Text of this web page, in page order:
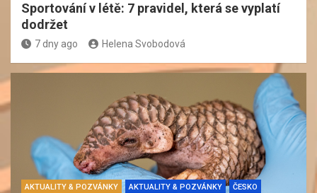
Sportování v létě: 7 pravidel, která se vyplatí
dodržet
7 dny ago Helena Svobodová
AKTUALITY & POZVÁNKY AKTUALITY & POZVÁNKY
ČESKO